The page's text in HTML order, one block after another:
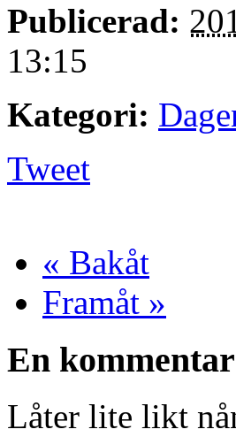
Publicerad:
13:15
Kategori:
Tweet
« Bakåt
Framåt »
En kommentar
Låter lite likt